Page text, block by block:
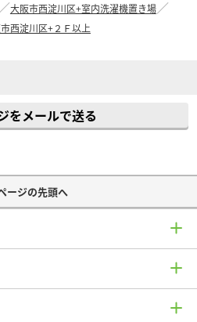
大阪市西淀川区+室内洗濯機置き場
西淀川区+２Ｆ以上
をメールで送る
ージの先頭へ